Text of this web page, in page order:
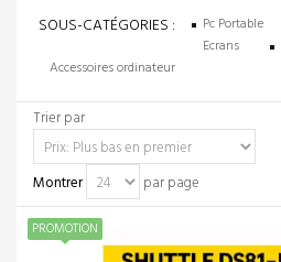
SOUS-CATÉGORIES : Pc Portable
Ecrans
Accessoires ordinateur
Trier par
Montrer par page
PROMOTION